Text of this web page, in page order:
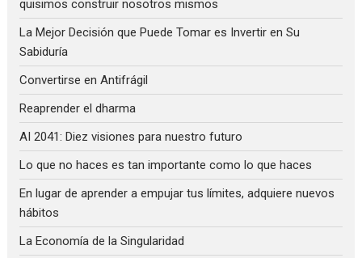
quisimos construir nosotros mismos
La Mejor Decisión que Puede Tomar es Invertir en Su
Sabiduría
Convertirse en Antifrágil
Reaprender el dharma
AI 2041: Diez visiones para nuestro futuro
Lo que no haces es tan importante como lo que haces
En lugar de aprender a empujar tus límites, adquiere nuevos
hábitos
La Economía de la Singularidad